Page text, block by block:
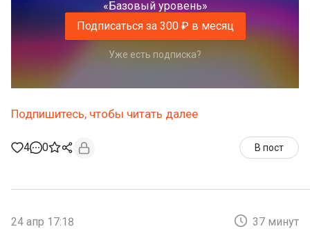
«Базовый уровень»
Подписаться за 300 ₽ в месяц
Уже есть подписка?
Подпишитесь, чтобы читать далее
4 0 В пост
24 апр 17:18 37 минут